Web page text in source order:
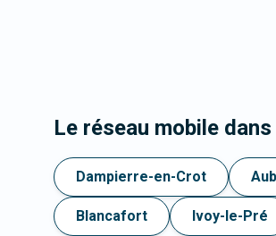
Le réseau mobile
Dampierre-en-Crot
Blancafort Ivoy-le-Pré